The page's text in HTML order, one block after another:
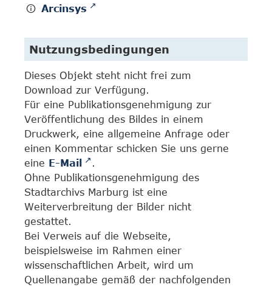
Arcinsys
Nutzungsbedingungen
Dieses Objekt steht nicht frei zum
Download zur Verfügung.
Für eine Publikationsgenehmigung zur
Veröffentlichung des Bildes in einem
Druckwerk, eine allgemeine Anfrage oder
einen Kommentar schicken Sie uns gerne
eine E-Mail
.
Ohne Publikationsgenehmigung des
Stadtarchivs Marburg ist eine
Weiterverbreitung der Bilder nicht
gestattet.
Bei Verweis auf die Webseite,
beispielsweise im Rahmen einer
wissenschaftlichen Arbeit, wird um
Quellenangabe gemäß der nachfolgenden